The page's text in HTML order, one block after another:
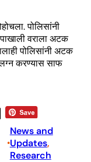
पोलिसांनी
वराला अटक
पोलिसांनी अटक
लग्न करण्यास साफ
•
News and
Updates
Research